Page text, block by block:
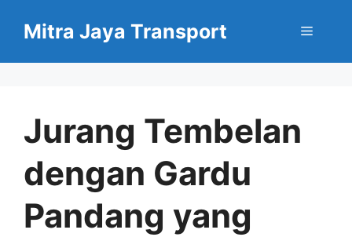
Mitra Jaya Transport Menu
Jurang Tembelan
dengan Gardu
Pandang yang